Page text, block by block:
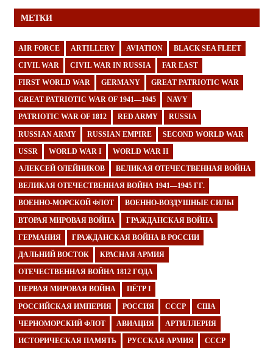
МЕТКИ
AIR FORCE ARTILLERY AVIATION BLACK SEA FLEET
CIVIL WAR CIVIL WAR IN RUSSIA FAR EAST
FIRST WORLD WAR GERMANY GREAT PATRIOTIC WAR
GREAT PATRIOTIC WAR OF 1941—1945 NAVY
PATRIOTIC WAR OF 1812 RED ARMY RUSSIA
RUSSIAN ARMY RUSSIAN EMPIRE SECOND WORLD WAR
USSR WORLD WAR I WORLD WAR II
АЛЕКСЕЙ ОЛЕЙНИКОВ ВЕЛИКАЯ ОТЕЧЕСТВЕННАЯ ВОЙНА
ВЕЛИКАЯ ОТЕЧЕСТВЕННАЯ ВОЙНА 1941—1945 ГГ.
ВОЕННО-МОРСКОЙ ФЛОТ ВОЕННО-ВОЗДУШНЫЕ СИЛЫ
ВТОРАЯ МИРОВАЯ ВОЙНА ГРАЖДАНСКАЯ ВОЙНА
ГЕРМАНИЯ ГРАЖДАНСКАЯ ВОЙНА В РОССИИ
ДАЛЬНИЙ ВОСТОК КРАСНАЯ АРМИЯ
ОТЕЧЕСТВЕННАЯ ВОЙНА 1812 ГОДА
ПЕРВАЯ МИРОВАЯ ВОЙНА ПЁТР I
РОССИЙСКАЯ ИМПЕРИЯ РОССИЯ СССР США
ЧЕРНОМОРСКИЙ ФЛОТ АВИАЦИЯ АРТИЛЛЕРИЯ
ИСТОРИЧЕСКАЯ ПАМЯТЬ РУССКАЯ АРМИЯ СССР